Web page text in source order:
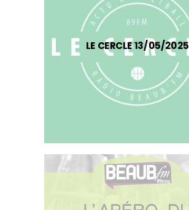
LE CERCLE 13/05/2025